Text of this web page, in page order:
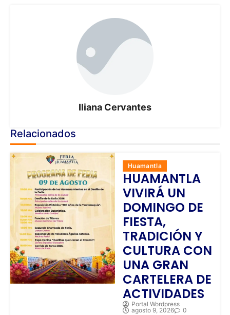
Iliana Cervantes
Relacionados
Huamantla
HUAMANTLA
VIVIRÁ UN
DOMINGO DE
FIESTA,
TRADICIÓN Y
CULTURA CON
UNA GRAN
CARTELERA DE
ACTIVIDADES
Portal Wordpress
agosto 9, 2026
0